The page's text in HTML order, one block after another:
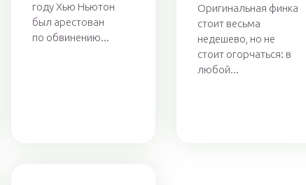
году Хью Ньютон
был арестован
по обвинению...
Оригинальная финка
стоит весьма
недешево, но не
стоит огорчаться: в
любой...